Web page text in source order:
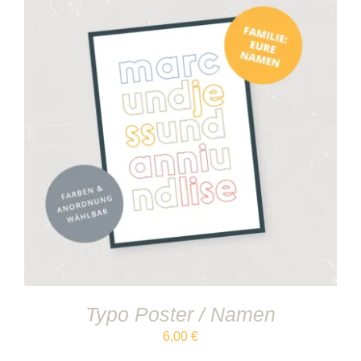
IN DEN WARENKORB / DETAILS
Typo Poster / Namen
6,00 €